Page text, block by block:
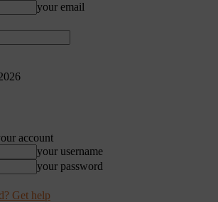
your email
account
your username
your password
Get help